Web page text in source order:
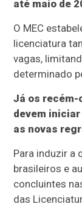
até maio de
O MEC
licenciatura
vagas,
determinado
Já os
devem
as novas
Para induzir a
brasileiros e
concluintes
das